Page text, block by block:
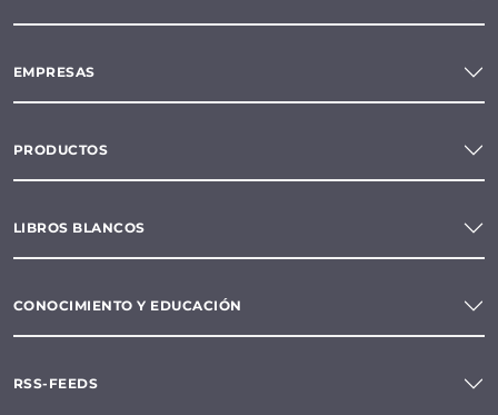
EMPRESAS
PRODUCTOS
LIBROS BLANCOS
CONOCIMIENTO Y EDUCACIÓN
RSS-FEEDS